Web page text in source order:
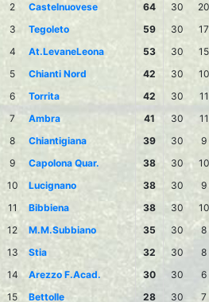
2
Castelnuovese 64 30 20
3
Tegoleto 59 30 17
4
At.LevaneLeona 53 30 15
5
Chianti Nord 42 30 10
6
Torrita 42 30 11
7
Ambra 41 30 11
8
Chiantigiana 39 30 9
9
Capolona Quar. 38 30 10
10
Lucignano 38 30 9
11
Bibbiena 38 30 10
12
M.M.Subbiano 35 30 8
13
Stia 32 30 8
14
Arezzo F.Acad. 30 30 6
15
Bettolle 28 30 7